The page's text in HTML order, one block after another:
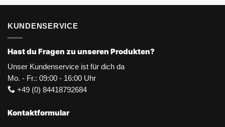
KUNDENSERVICE
Hast du Fragen zu unseren Produkten?
Unser Kundenservice ist für dich da
Mo. - Fr.: 09:00 - 16:00 Uhr
+49 (0) 84418792684
Kontaktformular